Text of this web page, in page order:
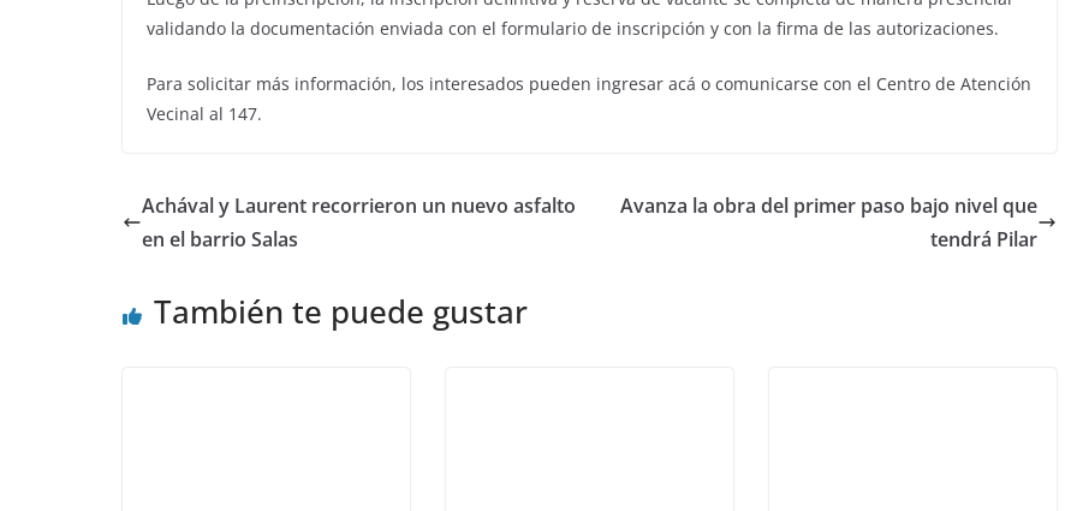
validando la documentación enviada con el formulario de inscripción y con la firma de las autorizaciones.
Para solicitar más información, los interesados pueden ingresar acá o comunicarse con el Centro de Atención
Vecinal al 147.
Achával y Laurent recorrieron un nuevo asfalto
en el barrio Salas
Avanza la obra del primer paso bajo nivel que
tendrá Pilar
También te puede gustar